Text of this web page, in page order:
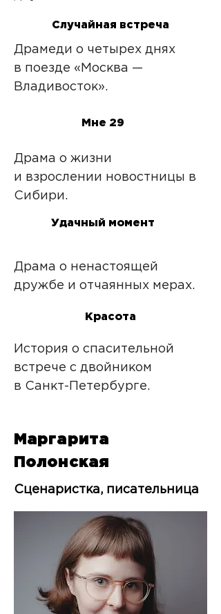
Случайная встреча
Драмеди о четырех днях
в поезде «Москва —
Владивосток».
Мне 29
Драма о жизни
и взрослении новостницы в
Сибири.
Удачный момент
Драма о ненастоящей
дружбе и отчаянных мерах.
Красота
История о спасительной
встрече с двойником
в Санкт-Петербурге.
Маргарита
Полонская
Сценаристка, писательница